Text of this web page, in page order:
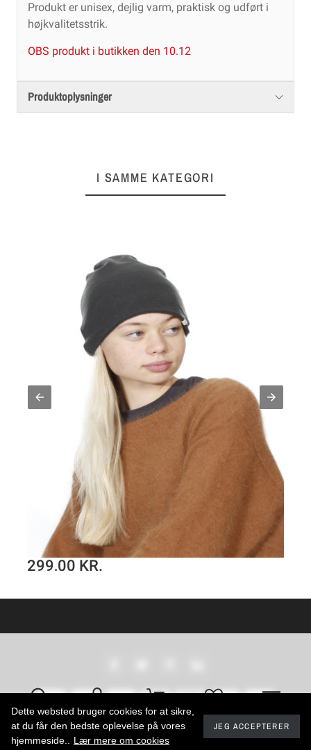
Produkt er unisex, dejlig varm, praktisk og udført i
højkvalitetsstrik.
OBS produkt i butikken den 10.12
Produktoplysninger
I SAMME KATEGORI
2024 - Developed by promokit.eu
Dette websted bruger cookies for at sikre,
at du får den bedste oplevelse på vores
hjemmeside..
Lær mere om cookies
JEG ACCEPTERER